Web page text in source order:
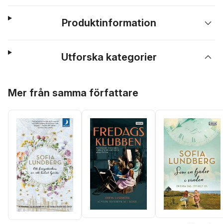
Produktinformation
Utforska kategorier
Mer från samma författare